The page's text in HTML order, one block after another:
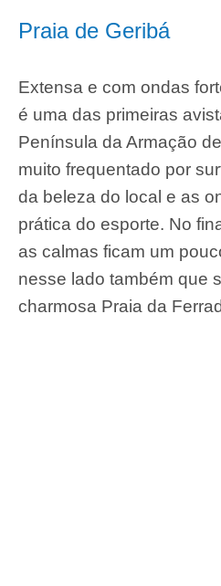
Praia de Geribá
Extensa e com ondas
é uma das primeiras
Península da Armação
muito frequentado por
da beleza do local e as
prática do esporte. No
as calmas ficam um
nesse lado também que
charmosa Praia da